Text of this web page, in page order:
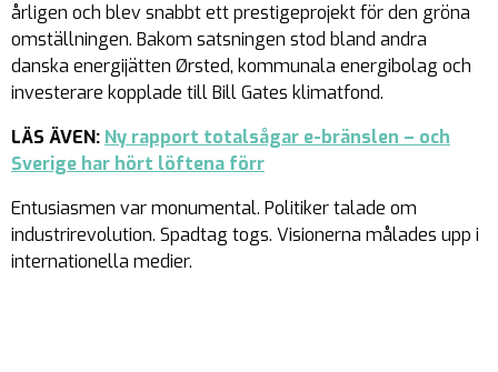
årligen och blev snabbt ett prestigeprojekt för den gröna
omställningen. Bakom satsningen stod bland andra
danska energijätten Ørsted, kommunala energibolag och
investerare kopplade till Bill Gates klimatfond.
LÄS ÄVEN: Ny rapport totalsågar e-bränslen – och
Sverige har hört löftena förr
Entusiasmen var monumental. Politiker talade om
industrirevolution. Spadtag togs. Visionerna målades upp i
internationella medier.